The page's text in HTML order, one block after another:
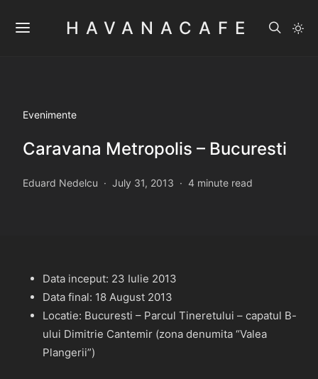
HAVANACAFE
Evenimente
Caravana Metropolis – Bucuresti
Eduard Nedelcu July 31, 2013 4 minute read
Data inceput: 23 Iulie 2013
Data final: 18 August 2013
Locatie: Bucuresti – Parcul Tineretului – capatul B-
ului Dimitrie Cantemir (zona denumita “Valea
Plangerii”)